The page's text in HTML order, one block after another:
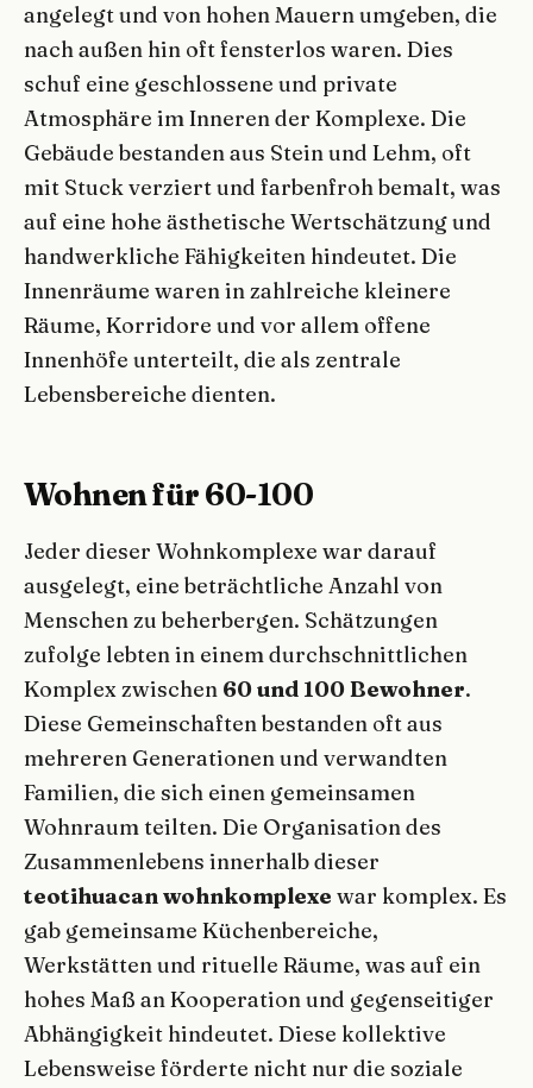
angelegt und von hohen Mauern umgeben, die
nach außen hin oft fensterlos waren. Dies
schuf eine geschlossene und private
Atmosphäre im Inneren der Komplexe. Die
Gebäude bestanden aus Stein und Lehm, oft
mit Stuck verziert und farbenfroh bemalt, was
auf eine hohe ästhetische Wertschätzung und
handwerkliche Fähigkeiten hindeutet. Die
Innenräume waren in zahlreiche kleinere
Räume, Korridore und vor allem offene
Innenhöfe unterteilt, die als zentrale
Lebensbereiche dienten.
Wohnen für 60-100
Jeder dieser Wohnkomplexe war darauf
ausgelegt, eine beträchtliche Anzahl von
Menschen zu beherbergen. Schätzungen
zufolge lebten in einem durchschnittlichen
Komplex zwischen 60 und 100 Bewohner.
Diese Gemeinschaften bestanden oft aus
mehreren Generationen und verwandten
Familien, die sich einen gemeinsamen
Wohnraum teilten. Die Organisation des
Zusammenlebens innerhalb dieser
teotihuacan wohnkomplexe war komplex. Es
gab gemeinsame Küchenbereiche,
Werkstätten und rituelle Räume, was auf ein
hohes Maß an Kooperation und gegenseitiger
Abhängigkeit hindeutet. Diese kollektive
Lebensweise förderte nicht nur die soziale